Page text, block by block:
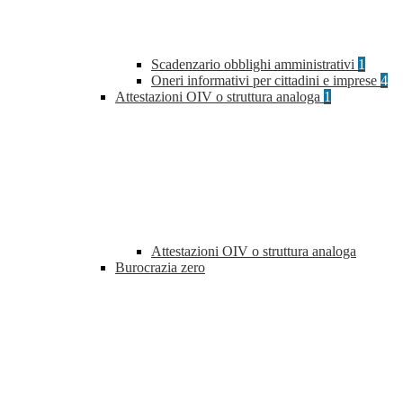
Scadenzario obblighi amministrativi 1
Oneri informativi per cittadini e imprese 4
Attestazioni OIV o struttura analoga 1
Attestazioni OIV o struttura analoga
Burocrazia zero